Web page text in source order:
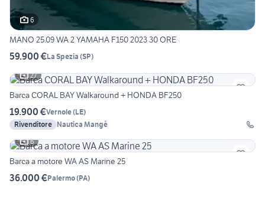
6
MANO 25.09 WA 2 YAMAHA F150 2023 30 ORE
59.900 €La Spezia (SP)
27
Barca CORAL BAY Walkaround + HONDA BF250
19.900 €Vernole(LE)
Rivenditore Nautica Mangé
6
Barca a motore WA AS Marine 25
36.000 €Palermo(PA)